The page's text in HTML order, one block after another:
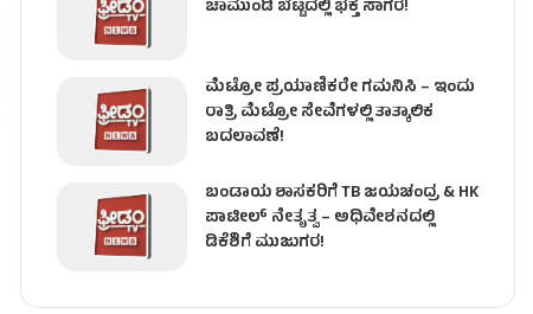
ಚಾಮುಂಡಿ ಬೆಟ್ಟದಲ್ಲಿ ಭಕ್ತ ಸಾಗರ!
ಮೆಟ್ರೋ ಪ್ರಯಾಣಿಕರೇ ಗಮನಿಸಿ – ಇಂದು
ರಾತ್ರಿ ಮೆಟ್ರೋ ಸೇವೆಗಳಲ್ಲಿ ತಾತ್ಕಾಲಿಕ
ಬದಲಾವಣೆ!
ಬಂಡಾಯ ಶಾಸಕರಿಗೆ TB ಜಯಚಂದ್ರ & HK
ಪಾಟೀಲ್ ನೇತೃತ್ವ – ಅಧಿವೇಶನದಲ್ಲಿ
ಡಿಕೆಶಿಗೆ ಮುಜುಗರ!